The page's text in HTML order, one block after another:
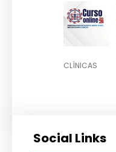
CLÍNICAS
Social Links